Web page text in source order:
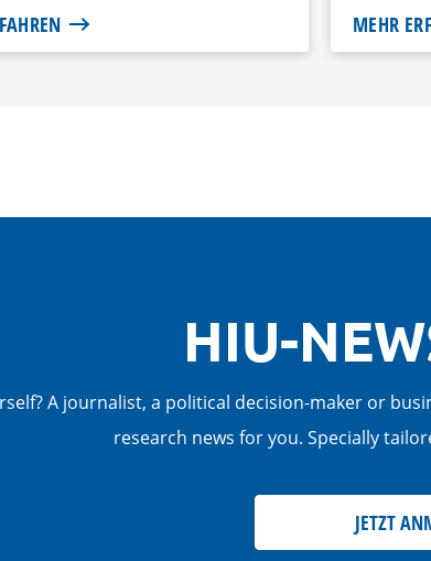
MEHR
HIU-
A journalist, a political decision-maker or
research news for you. Specially
JETZT